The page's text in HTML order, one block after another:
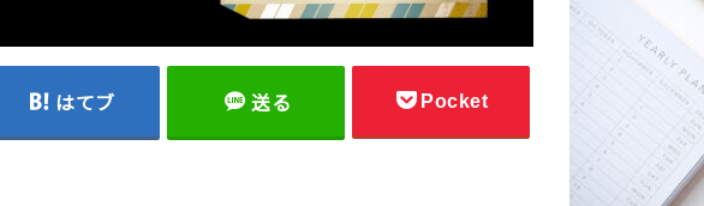
はてブ 送る Pocket